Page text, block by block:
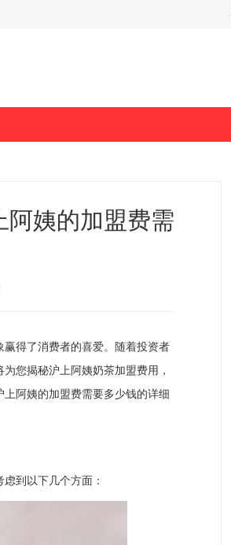
阿姨的加盟费需
得了消费者的喜爱。随着投资者
您揭秘沪上阿姨奶茶加盟费用，
阿姨的加盟费需要多少钱的详细
到以下几个方面：